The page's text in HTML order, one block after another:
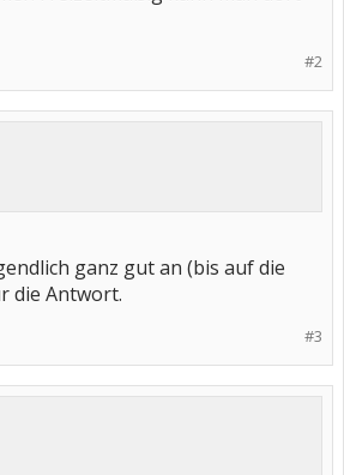
#2
ganz gut an (bis auf die
die Antwort.
#3